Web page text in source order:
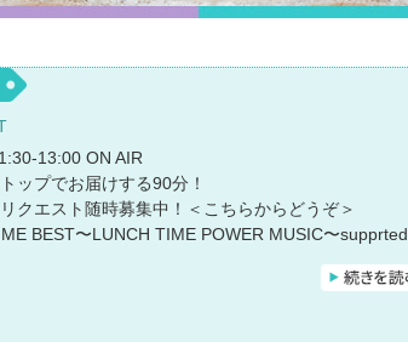
13:00 ON AIR
ップでお届けする90分！
クエスト随時募集中！ ＜こちらからどうぞ＞
BEST〜LUNCH TIME POWER MUSIC〜supprted